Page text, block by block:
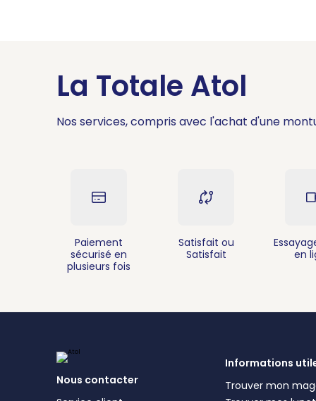
La Totale Atol
Nos services, compris avec l'achat d'une
Paiement
sécurisé en
plusieurs fois
Satisfait ou
Satisfait
en
Nous contacter
Informations
Trouver mon